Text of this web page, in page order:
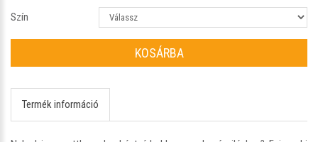
Szín
KOSÁRBA
Termék információ